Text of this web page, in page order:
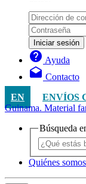
Iniciar sesión
help Ayuda
drafts Contacto
EN
ENVÍOS
Guinama. Material
Búsqueda
Quiénes somos